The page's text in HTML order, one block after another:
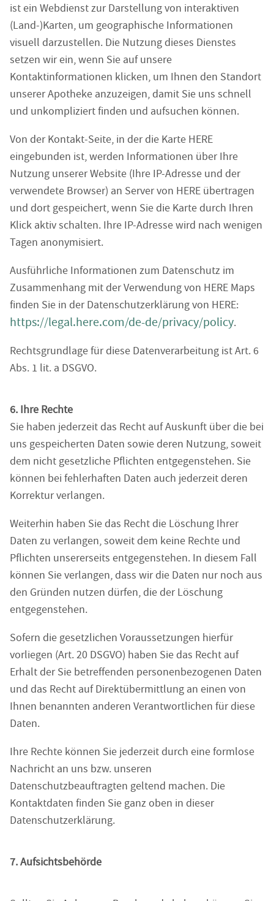
ist ein Webdienst zur Darstellung von interaktiven
(Land-)Karten, um geographische Informationen
visuell darzustellen. Die Nutzung dieses Dienstes
setzen wir ein, wenn Sie auf unsere
Kontaktinformationen klicken, um Ihnen den Standort
unserer Apotheke anzuzeigen, damit Sie uns schnell
und unkompliziert finden und aufsuchen können.
Von der Kontakt-Seite, in der die Karte HERE
eingebunden ist, werden Informationen über Ihre
Nutzung unserer Website (Ihre IP-Adresse und der
verwendete Browser) an Server von HERE übertragen
und dort gespeichert, wenn Sie die Karte durch Ihren
Klick aktiv schalten. Ihre IP-Adresse wird nach wenigen
Tagen anonymisiert.
Ausführliche Informationen zum Datenschutz im
Zusammenhang mit der Verwendung von HERE Maps
finden Sie in der Datenschutzerklärung von HERE:
https://legal.here.com/de-de/privacy/policy.
Rechtsgrundlage für diese Datenverarbeitung ist Art. 6
Abs. 1 lit. a DSGVO.
6. Ihre Rechte
Sie haben jederzeit das Recht auf Auskunft über die bei
uns gespeicherten Daten sowie deren Nutzung, soweit
dem nicht gesetzliche Pflichten entgegenstehen. Sie
können bei fehlerhaften Daten auch jederzeit deren
Korrektur verlangen.
Weiterhin haben Sie das Recht die Löschung Ihrer
Daten zu verlangen, soweit dem keine Rechte und
Pflichten unsererseits entgegenstehen. In diesem Fall
können Sie verlangen, dass wir die Daten nur noch aus
den Gründen nutzen dürfen, die der Löschung
entgegenstehen.
Sofern die gesetzlichen Voraussetzungen hierfür
vorliegen (Art. 20 DSGVO) haben Sie das Recht auf
Erhalt der Sie betreffenden personenbezogenen Daten
und das Recht auf Direktübermittlung an einen von
Ihnen benannten anderen Verantwortlichen für diese
Daten.
Ihre Rechte können Sie jederzeit durch eine formlose
Nachricht an uns bzw. unseren
Datenschutzbeauftragten geltend machen. Die
Kontaktdaten finden Sie ganz oben in dieser
Datenschutzerklärung.
7. Aufsichtsbehörde